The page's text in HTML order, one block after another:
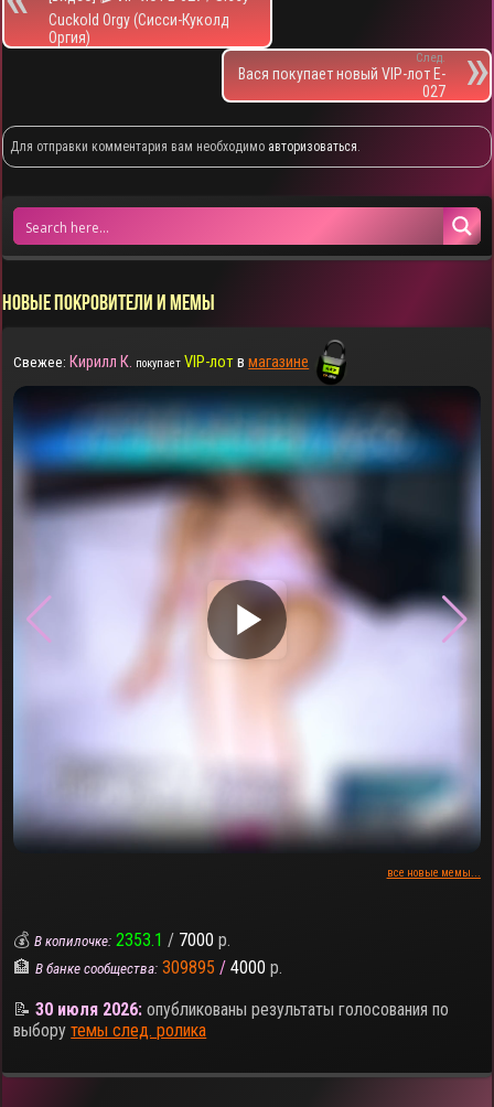
Cuckold Orgy (Сисси-Куколд
Оргия)
След.
Вася покупает новый VIP-лот E-
027
Для отправки комментария вам необходимо авторизоваться.
НОВЫЕ ПОКРОВИТЕЛИ И МЕМЫ
Свежее: Кирилл К. покупает VIP-лотвмагазине
▶
все новые мемы...
💰В копилочке: 2353.1 / 7000 р.
🏦В банке сообщества: 309895 / 4000 р.
📝30 июля 2026: опубликованы результаты голосования по
выборутемы след. ролика